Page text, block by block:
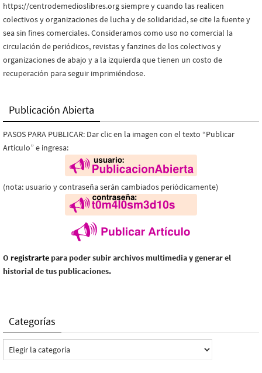
https://centrodemedioslibres.org siempre y cuando las realicen
colectivos y organizaciones de lucha y de solidaridad, se cite la fuente y
sea sin fines comerciales. Consideramos como uso no comercial la
circulación de periódicos, revistas y fanzines de los colectivos y
organizaciones de abajo y a la izquierda que tienen un costo de
recuperación para seguir imprimiéndose.
Publicación Abierta
PASOS PARA PUBLICAR: Dar clic en la imagen con el texto “Publicar
Artículo” e ingresa:
(nota: usuario y contraseña serán cambiados periódicamente)
O registrarte para poder subir archivos multimedia y generar el
historial de tus publicaciones.
Categorías
Categorías